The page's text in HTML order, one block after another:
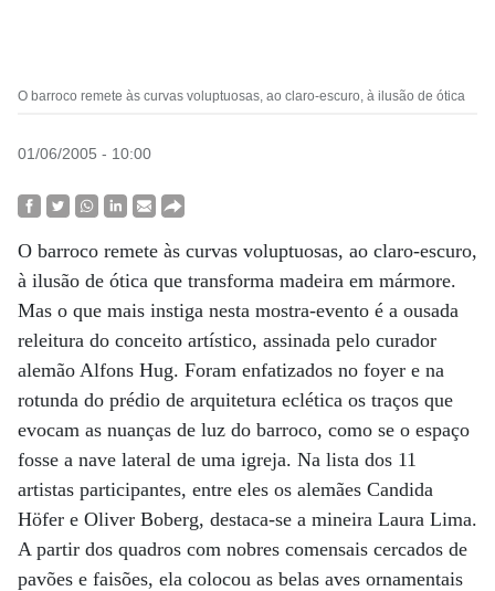
O barroco remete às curvas voluptuosas, ao claro-escuro, à ilusão de ótica
01/06/2005 - 10:00
O barroco remete às curvas voluptuosas, ao claro-escuro,
à ilusão de ótica que transforma madeira em mármore.
Mas o que mais instiga nesta mostra-evento é a ousada
releitura do conceito artístico, assinada pelo curador
alemão Alfons Hug. Foram enfatizados no foyer e na
rotunda do prédio de arquitetura eclética os traços que
evocam as nuanças de luz do barroco, como se o espaço
fosse a nave lateral de uma igreja. Na lista dos 11
artistas participantes, entre eles os alemães Candida
Höfer e Oliver Boberg, destaca-se a mineira Laura Lima.
A partir dos quadros com nobres comensais cercados de
pavões e faisões, ela colocou as belas aves ornamentais